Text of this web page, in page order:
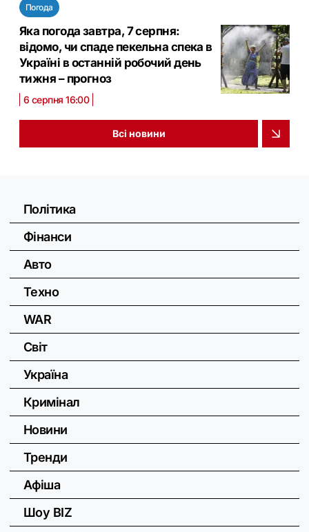
Погода
Яка погода завтра, 7 серпня:
відомо, чи спаде пекельна спека в
Україні в останній робочий день
тижня – прогноз
6 серпня 16:00
Всі новини
Політика
Фінанси
Авто
Техно
WAR
Світ
Україна
Кримінал
Новини
Тренди
Афіша
Шоу BIZ